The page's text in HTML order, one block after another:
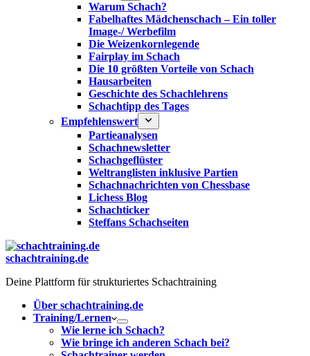
Warum Schach?
Fabelhaftes Mädchenschach – Ein toller
Image-/ Werbefilm
Die Weizenkornlegende
Fairplay im Schach
Die 10 größten Vorteile von Schach‎
Hausarbeiten
Geschichte des Schachlehrens
Schachtipp des Tages
Empfehlenswert
Partieanalysen
Schachnewsletter
Schachgeflüster
Weltranglisten inklusive Partien
Schachnachrichten von Chessbase
Lichess Blog
Schachticker
Steffans Schachseiten
schachtraining.de
Deine Plattform für strukturiertes Schachtraining
Über schachtraining.de
Training/Lernen
Wie lerne ich Schach?
Wie bringe ich anderen Schach bei?